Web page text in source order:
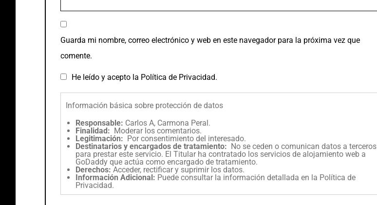
Guarda mi nombre, correo electrónico y web en este navegador para la próxima vez que
comente.
He leído y acepto la Política de Privacidad.
Información básica sobre protección de datos
Responsable: Carlos A, Carmona Peral.
Finalidad: Moderar los comentarios.
Legitimación: Por consentimiento del interesado.
Destinatarios y encargados de tratamiento: No se ceden o comunican datos a terceros
para prestar este servicio. El Titular ha contratado los servicios de alojamiento web a
GoDaddy que actúa como encargado de tratamiento.
Derechos: Acceder, rectificar y suprimir los datos.
Información Adicional: Puede consultar la información detallada en la Política de
Privacidad.